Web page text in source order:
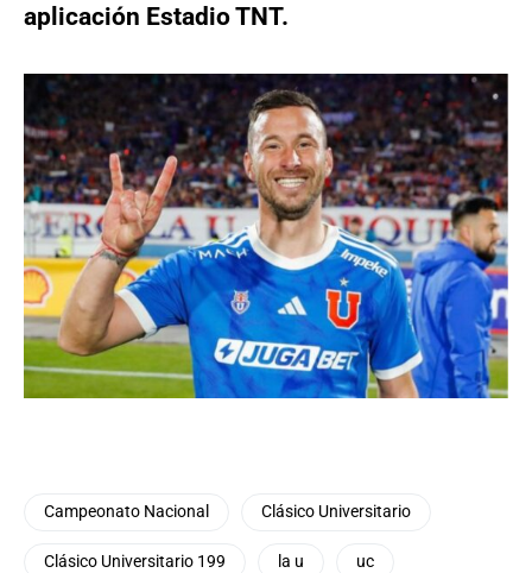
aplicación Estadio TNT.
Campeonato Nacional Clásico Universitario
Clásico Universitario 199 la u uc